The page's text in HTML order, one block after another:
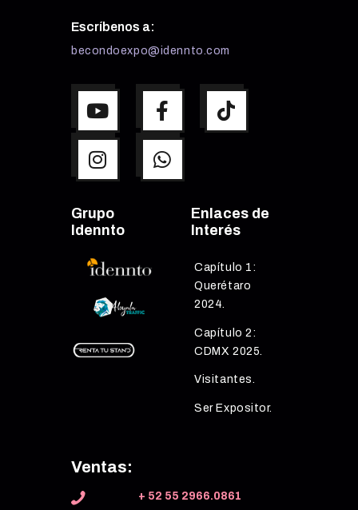
Escríbenos a:
becondoexpo@idennto.com
Grupo
Idennto
Enlaces de
Interés
Capítulo 1:
Querétaro
2024.
Capítulo 2:
CDMX 2025.
Visitantes.
Ser Expositor.
Ventas:
+ 52 55 2966.0861